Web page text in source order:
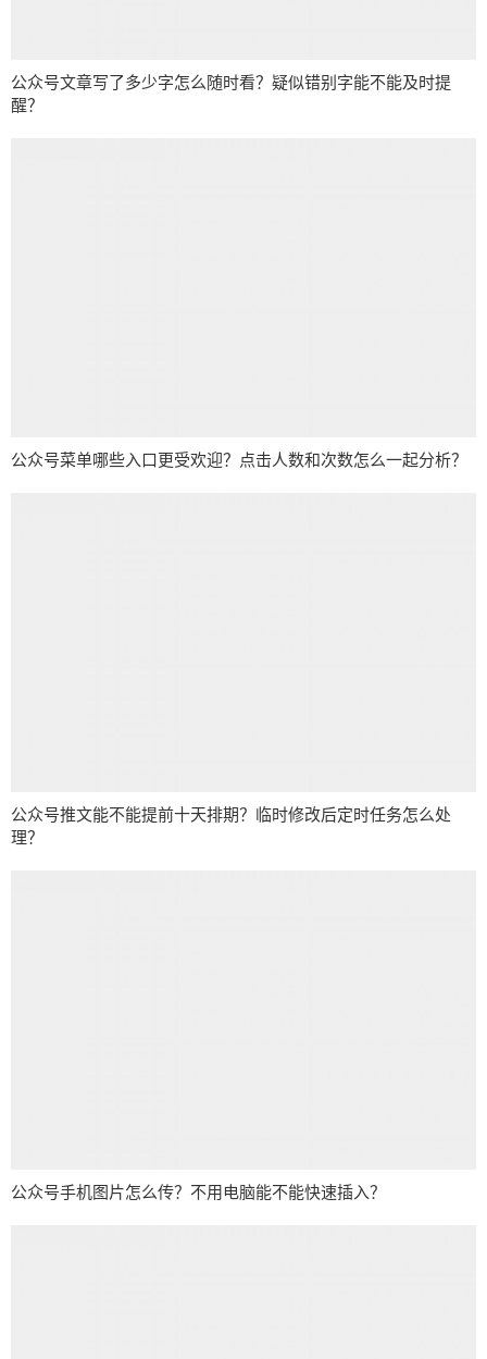
公众号文章写了多少字怎么随时看？疑似错别字能不能及时提
醒？
公众号菜单哪些入口更受欢迎？点击人数和次数怎么一起分析？
公众号推文能不能提前十天排期？临时修改后定时任务怎么处
理？
公众号手机图片怎么传？不用电脑能不能快速插入？